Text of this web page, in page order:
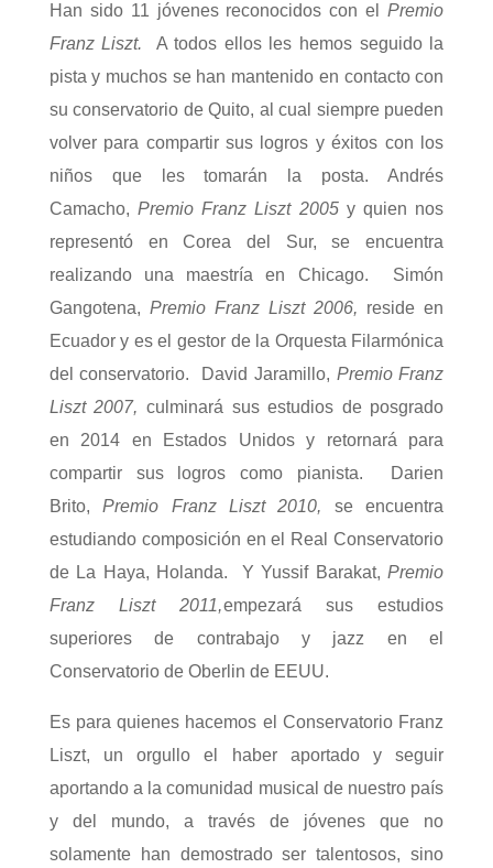
Han sido 11 jóvenes reconocidos con elPremio
Franz Liszt. A todos ellos les hemos seguido la
pista y muchos se han mantenido en contacto con
su conservatorio de Quito, al cual siempre pueden
volver para compartir sus logros y éxitos con los
niños que les tomarán la posta. Andrés
Camacho, Premio Franz Liszt 2005y quien nos
representó en Corea del Sur, se encuentra
realizando una maestría en Chicago. Simón
Gangotena, Premio Franz Liszt 2006, reside en
Ecuador y es el gestor de la Orquesta Filarmónica
del conservatorio. David Jaramillo, Premio Franz
Liszt 2007, culminará sus estudios de posgrado
en 2014 en Estados Unidos y retornará para
compartir sus logros como pianista. Darien
Brito,Premio Franz Liszt 2010,
se encuentra
estudiando composición en el Real Conservatorio
de La Haya, Holanda. Y Yussif Barakat,Premio
Franz Liszt 2011,empezará sus estudios
superiores de contrabajo y jazz en el
Conservatorio de Oberlin de EEUU.
Es para quienes hacemos el Conservatorio Franz
Liszt, un orgullo el haber aportado y seguir
aportando a la comunidad musical de nuestro país
y del mundo, a través de jóvenes que no
solamente han demostrado ser talentosos, sino